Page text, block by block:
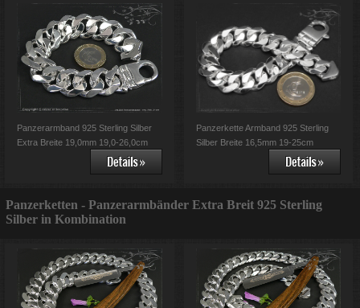
Panzerarmband 925 Sterling Silber
Extra Breite 19,0mm 19,0-26,0cm
Panzerkette Armband 925 Sterling
Silber Breite 16,5mm 19-25cm
Panzerketten - Panzerarmbänder Extra Breit 925 Sterling
Silber in Kombination